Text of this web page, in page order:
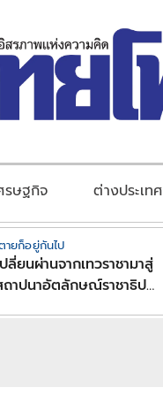
รษฐกิจ ต่างประเทศ
ายก็อยู่กันไป
ลี่ยนผ่านจากเทวราชามาสู่
ถาปนาอัตลักษณ์ราชาธิป